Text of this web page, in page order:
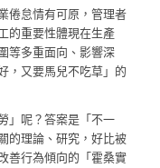
倦怠情有可原，管理者
的重要性體現在生產
等多重面向、影響深
，又要馬兒不吃草」的
」呢？答案是「不一
的理論、研究，好比被
善行為傾向的「霍桑實